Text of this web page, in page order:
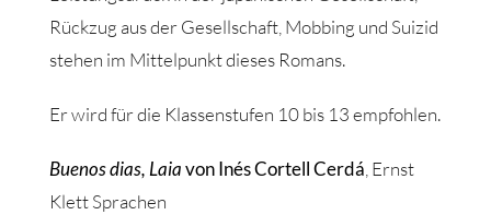
Rückzug aus der Gesellschaft, Mobbing und Suizid
stehen im Mittelpunkt dieses Romans.
Er wird für die Klassenstufen 10 bis 13 empfohlen.
Buenos dias, Laiavon Inés Cortell Cerdá , Ernst
Klett Sprachen